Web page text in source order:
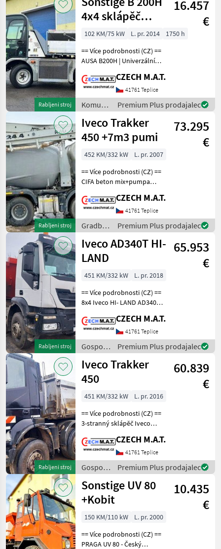
/
Sonstige
Rabljeni stroj
4x4 sklápěč
sypač zametač
radlice
16.457
€
102 KM/75 kW L. pr. 2014
1750 h
== Více podrobnosti (CZ) ==
AUSA B200H | Univerzální
KOMPLETNÍ ZIMNÍ A LETNÍ
SESTAVA - PŘIPRAVENO K
OKAMŽITÉMU PRODEJI!
Technické pa
CZECH M.A.T.
41761 Teplice
Komunalna
oprema
/
Sonstige
Premium Plus prodajalec
Rabljeni stroj
Iveco Trakker
450 +7m3 pumi
73.295
€
452 KM/332 kW
L. pr. 2007
== Více podrobnosti (CZ) ==
CIFA beton mix+pumpa
rok 2007 motor 332 kW /
Eur4 najeto 222 000 km
manuální převodovka
pohon 8x4 transport
CZECH M.A.T.
41761 Teplice
Gradbeni
stroji /
Iveco
Premium Plus prodajalec
Rabljeni stroj
Iveco AD340T HI-
LAND
65.953
€
451 KM/332 kW
L. pr. 2018
== Více podrobnosti (CZ) ==
8x4 Iveco HI- LAND AD340T
sklápěč/dumper vana s
plachtou korba Meiller rok
2018 najeto 287 374 Km
motor 331 kW / Eur6
CZECH M.A.T.
41761 Teplice
Gospodarska
vozila /
Iveco
Premium Plus prodajalec
Rabljeni stroj
Iveco Trakker
450
60.839
€
451 KM/332 kW
L. pr. 2016
== Více podrobnosti (CZ) ==
3-stranný sklápěč Iveco
290 749 km motor 331 kW /
Euro 6 automatická
převodovka pohon 8x4
provozní hm: 1
CZECH M.A.T.
41761 Teplice
Gospodarska
vozila /
Iveco
Premium Plus prodajalec
Sonstige UV 80
+Kobit
10.435
€
150 KM/110 kW
L. pr. 2000
== Více podrobnosti (CZ) ==
PRAGA UV 80 - Český